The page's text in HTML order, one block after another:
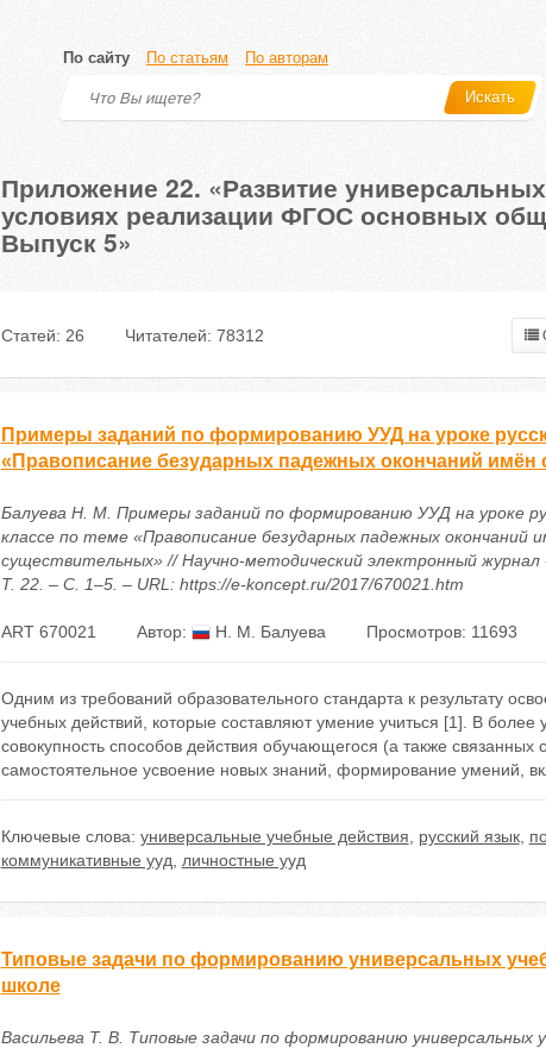
По сайту По статьям По авторам
Искать
Приложение 22. «Развитие
условиях реализации ФГОС основных
Выпуск 5»
Статей: 26 Читателей: 78312
Примеры заданий по формированию УУД на уроке
«Правописание безударных падежных окончаний имён
Балуева Н. М. Примеры заданий по формированию УУД на уроке
классе по теме «Правописание безударных падежных окончаний
существительных» // Научно-методический электронный журнал
Т. 22. – С. 1–5. – URL: https://e-koncept.ru/2017/670021.htm
ART 670021 Автор: Н. М. Балуева Просмотров: 11693
Одним из требований образовательного стандарта к результату
учебных действий, которые составляют умение учиться [1]. В
совокупность способов действия обучающегося (а также
самостоятельное усвоение новых знаний, формирование умений,
Ключевые слова: универсальные учебные действия русский язык,
коммуникативные ууд
личностные ууд
Типовые задачи по формированию универсальных
школе
Васильева Т. В. Типовые задачи по формированию универсальных